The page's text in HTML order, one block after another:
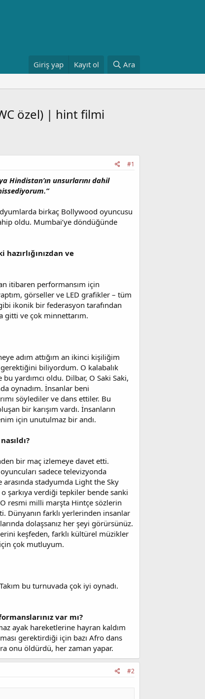
Giriş yap Kayıt ol Ara
özel) | hint filmi
#1
Hindistan’ın unsurlarını dahil
birkaç Bollywood oyuncusu
oldu. Mumbai’ye döndüğünde
ve
itibaren performansım için
görseller ve LED grafikler – tüm
ikonik bir federasyon tarafından
gitti ve çok minnettarım.
adım attığım an ikinci kişiliğim
biliyordum. O kalabalık
yardımcı oldu. Dilbar, O Saki Saki,
oynadım. İnsanlar beni
söylediler ve dans ettiler. Bu
bir karışım vardı. İnsanların
için unutulmaz bir andı.
bir maç izlemeye davet etti.
sadece televizyonda
stadyumda Light the Sky
o şarkıya verdiği tepkiler bende sanki
resmi milli marşta Hintçe sözlerin
Dünyanın farklı yerlerinden insanlar
dolaşsanız her şeyi görürsünüz.
keşfeden, farklı kültürel müzikler
çok mutluyum.
bu turnuvada çok iyi oynadı.
var mı?
ayak hareketlerine hayran kaldım
gerektirdiği için bazı Afro dans
onu öldürdü, her zaman yapar.
#2